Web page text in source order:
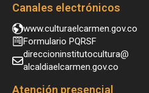
Canales electrónicos
www.culturaelcarmen.gov.co
Formulario PQRSF
direccioninstitutocultura@
alcaldiaelcarmen.gov.co
Atención presencial